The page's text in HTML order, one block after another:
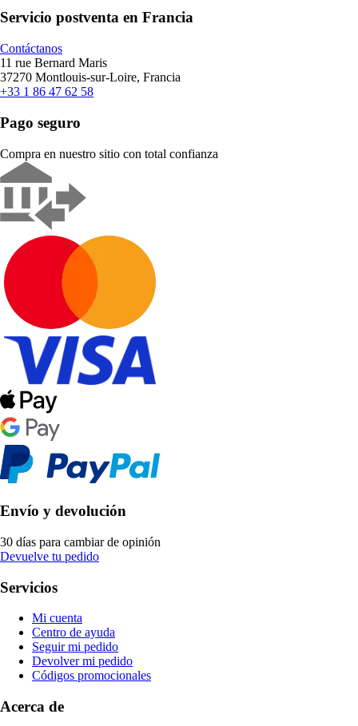
Servicio postventa en Francia
Contáctanos
11 rue Bernard Maris
37270 Montlouis-sur-Loire, Francia
+33 1 86 47 62 58
Pago seguro
Compra en nuestro sitio con total confianza
Envío y devolución
30 días para cambiar de opinión
Devuelve tu pedido
Servicios
Mi cuenta
Centro de ayuda
Seguir mi pedido
Devolver mi pedido
Códigos promocionales
Acerca de